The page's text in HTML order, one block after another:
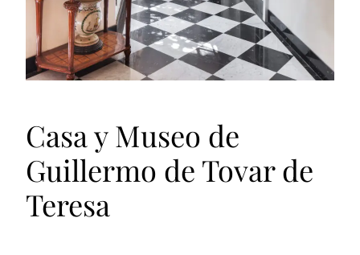
Casa y Museo de
Guillermo de Tovar de
Teresa